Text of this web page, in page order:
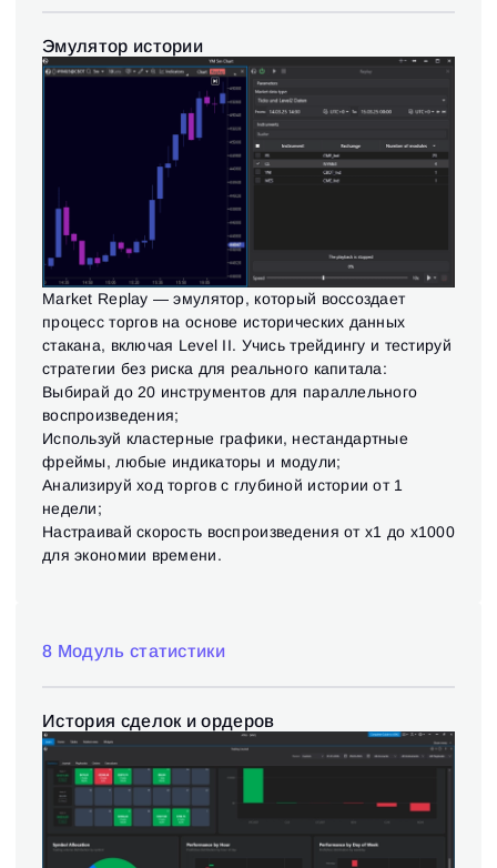
Эмулятор истории
Market Replay — эмулятор, который воссоздает
процесс торгов на основе исторических данных
стакана, включая Level II. Учись трейдингу и тестируй
стратегии без риска для реального капитала:
Выбирай до 20 инструментов для параллельного
воспроизведения;
Используй кластерные графики, нестандартные
фреймы, любые индикаторы и модули;
Анализируй ход торгов с глубиной истории от 1
недели;
Настраивай скорость воспроизведения от х1 до х1000
для экономии времени.
8 Модуль статистики
История сделок и ордеров